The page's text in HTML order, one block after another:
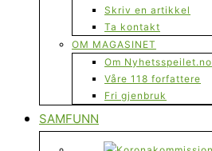
Skriv en artikkel
Ta kontakt
OM MAGASINET
Om Nyhetsspeilet.no
Våre 118 forfattere
Fri gjenbruk
SAMFUNN